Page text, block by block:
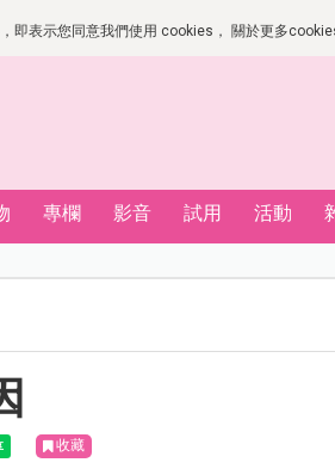
即表示您同意我們使用 cookies， 關於更多
專欄 影音 試用 活動
收藏